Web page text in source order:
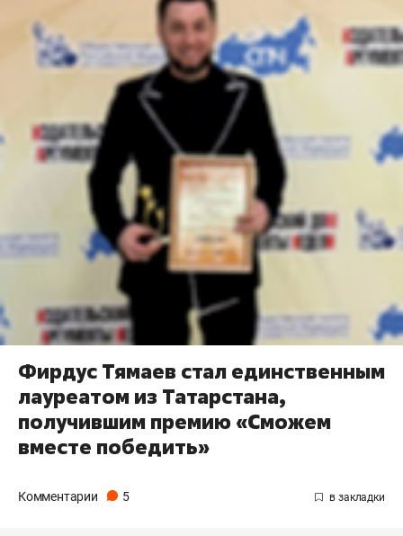
Фирдус Тямаев стал единственным
лауреатом из Татарстана,
получившим премию «Сможем
вместе победить»
Комментарии 5